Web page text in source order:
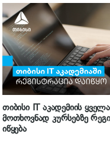
თიბისი IT აკადემიის
მოთხოვნად კურსებზე
იწყება